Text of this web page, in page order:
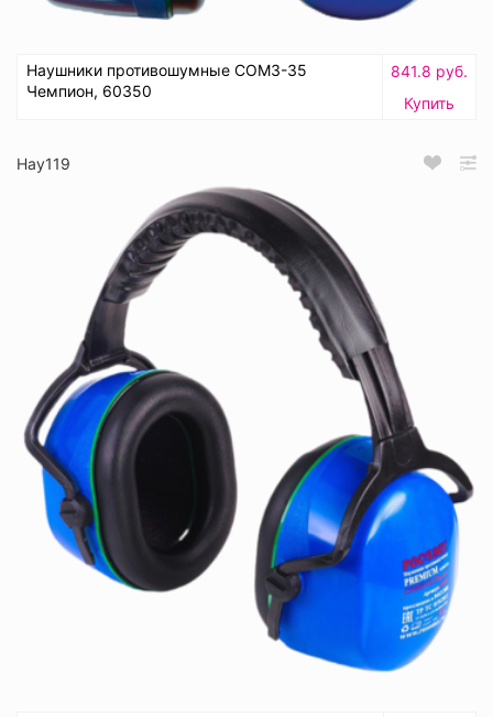
Наушники противошумные СОМЗ-35
Чемпион, 60350
841.8 руб.
Купить
Нау119